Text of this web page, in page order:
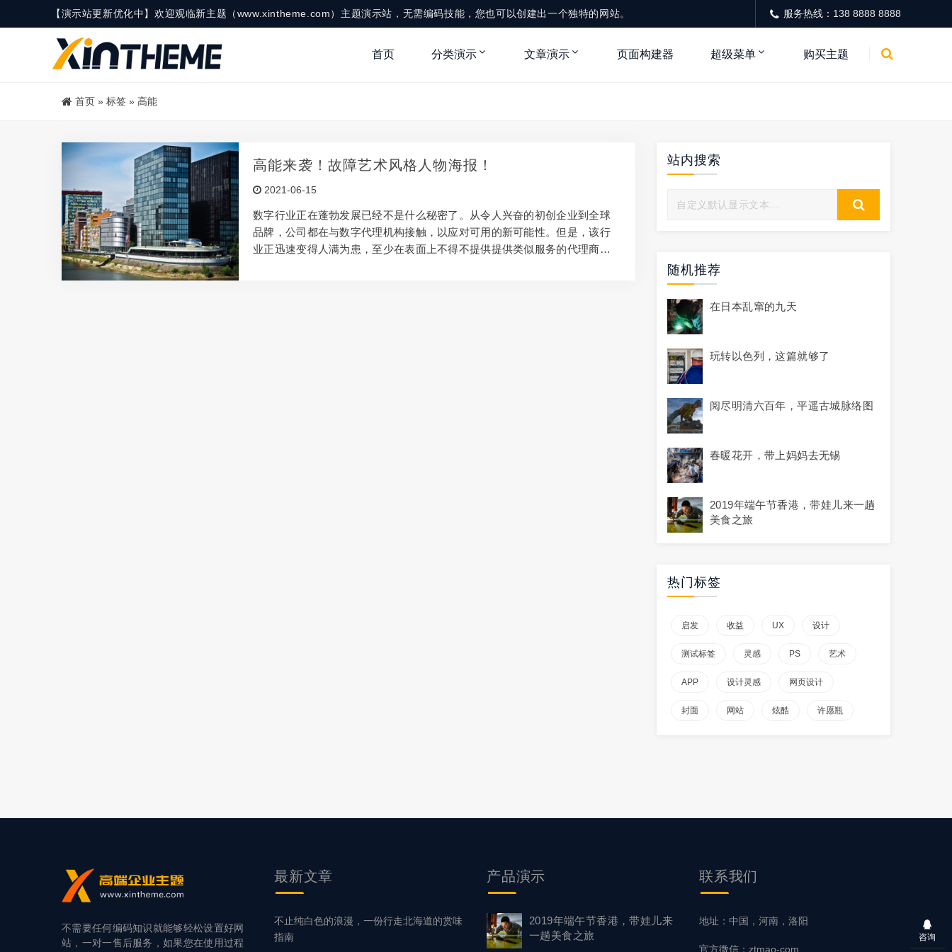
【演示站更新优化中】欢迎观临新主题（www.xintheme.com）主题演示站，无需编码技能，您也可以创建出一个独特的网站。 服务热线：138 8888 8888
首页 分类演示 文章演示 页面构建器 超级菜单 购买主题
首页 » 标签 » 高能
高能来袭！故障艺术风格人物海报！
2021-06-15
数字行业正在蓬勃发展已经不是什么秘密了。从令人兴奋的初创企业到全球
品牌，公司都在与数字代理机构接触，以应对可用的新可能性。但是，该行
业正迅速变得人满为患，至少在表面上不得不提供提供类似服务的代理商。
站内搜索
随机推荐
在日本乱窜的九天
玩转以色列，这篇就够了
阅尽明清六百年，平遥古城脉络图
春暖花开，带上妈妈去无锡
2019年端午节香港，带娃儿来一趟
美食之旅
热门标签
启发 收益 UX 设计
测试标签 灵感 PS 艺术
APP 设计灵感 网页设计
封面 网站 炫酷 许愿瓶
不需要任何编码知识就能够轻松设置好网
站，一对一售后服务，如果您在使用过程
最新文章
不止纯白色的浪漫，一份行走北海道的赏味
指南
产品演示
2019年端午节香港，带娃儿来
一趟美食之旅
联系我们
地址：中国，河南，洛阳
官方微信：ztmao-com
咨询